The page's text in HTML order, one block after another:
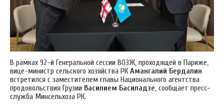
В рамках 92-й Генеральной сессии ВОЗЖ, проходящей в Париже,
вице-министр сельского хозяйства РКАмангалий Бердалин
встретился с заместителем главы Национального агентства
продовольствия Грузии Василием Басиладзе, сообщает пресс-
служба Минсельхоза РК.